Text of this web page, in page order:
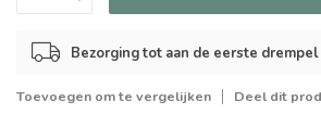
Bezorging tot aan de eerste
Toevoegen om te vergelijken Deel dit